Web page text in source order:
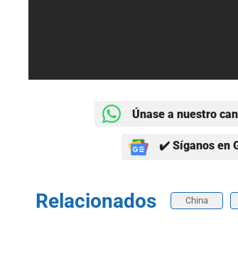
Únase a nuestro
✔️ Síganos en
Relacionados China